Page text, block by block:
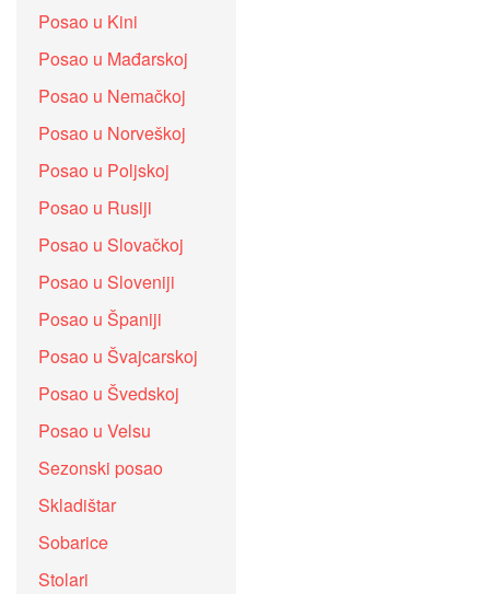
Posao u Kini
Posao u Mađarskoj
Posao u Nemačkoj
Posao u Norveškoj
Posao u Poljskoj
Posao u Rusiji
Posao u Slovačkoj
Posao u Sloveniji
Posao u Španiji
Posao u Švajcarskoj
Posao u Švedskoj
Posao u Velsu
Sezonski posao
Skladištar
Sobarice
Stolari